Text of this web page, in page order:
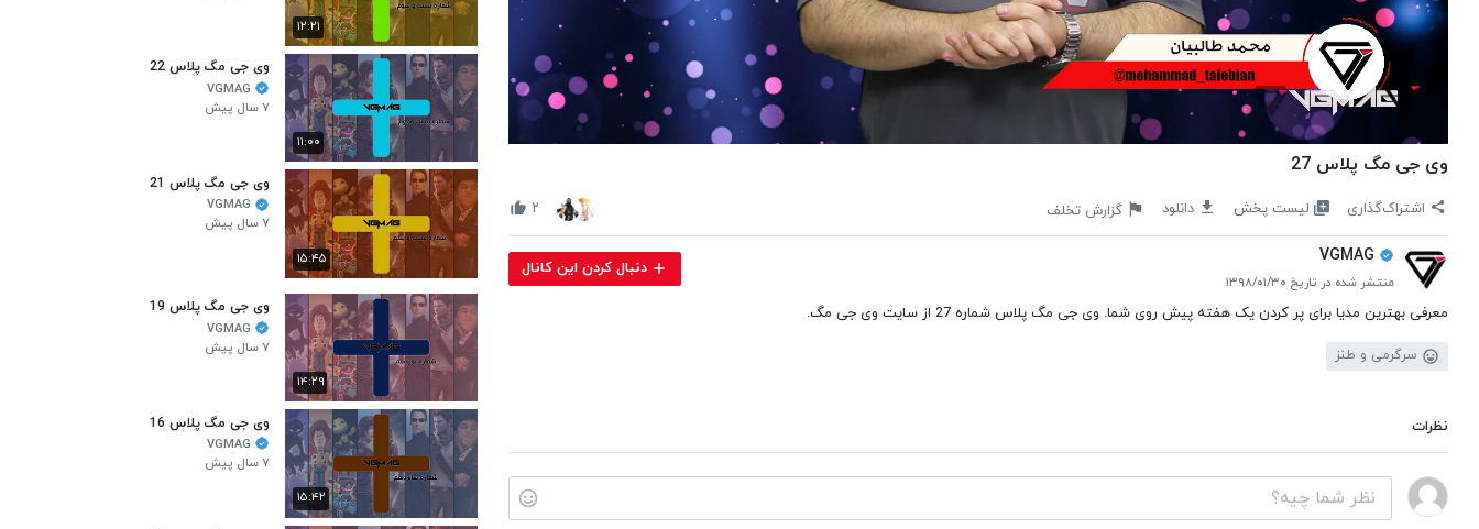
وی جی مگ پلاس 27
اشتراک‌گذاری لیست پخش دانلود گزارش تخلف ۲
VGMAG
منتشر شده در تاریخ ۱۳۹۸/۰۱/۳۰
دنبال کردن این کانال
معرفی بهترین مدیا برای پر کردن یک هفته پیش روی شما. وی جی مگ پلاس شماره 27 از سایت وی جی مگ.
سرگرمی و طنز
نظرات
۱۲:۲۱
۱۱:۰۰
وی جی مگ پلاس 22
VGMAG
۷ سال پیش
۱۵:۴۵
وی جی مگ پلاس 21
VGMAG
۷ سال پیش
۱۴:۲۹
وی جی مگ پلاس 19
VGMAG
۷ سال پیش
۱۵:۴۲
وی جی مگ پلاس 16
VGMAG
۷ سال پیش